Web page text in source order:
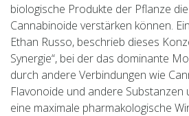
biologische Produkte der Pflanze
Cannabinoide verstärken können.
Ethan Russo, beschrieb dieses
Synergie“, bei der das dominante
durch andere Verbindungen wie
Flavonoide und andere Substanzen
eine maximale pharmakologische